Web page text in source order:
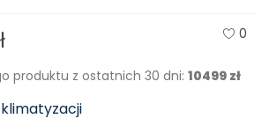
0
produktu z ostatnich 30 dni: 10499 zł
klimatyzacji